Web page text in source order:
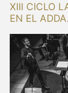
XIII CICLO
EN EL